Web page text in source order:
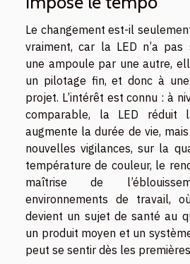
Le changement est-il
vraiment, car la LED n’a pas
une ampoule par une autre,
un pilotage fin, et donc à
projet. L’intérêt est connu : à
comparable, la LED réduit
augmente la durée de vie,
nouvelles vigilances, sur la
température de couleur, le
maîtrise de
environnements de travail,
devient un sujet de santé au
un produit moyen et un
peut se sentir dès les